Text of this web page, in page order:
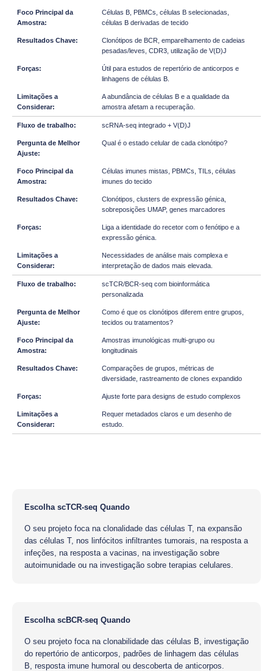
Células B, PBMCs, células B selecionadas,
células B derivadas de tecido
Clonótipos de BCR, emparelhamento de cadeias
pesadas/leves, CDR3, utilização de V(D)J
Útil para estudos de repertório de anticorpos e
linhagens de células B.
A abundância de células B e a qualidade da
amostra afetam a recuperação.
scRNA-seq integrado + V(D)J
Qual é o estado celular de cada clonótipo?
Células imunes mistas, PBMCs, TILs, células
imunes do tecido
Clonótipos, clusters de expressão génica,
sobreposições UMAP, genes marcadores
Liga a identidade do recetor com o fenótipo e a
expressão génica.
Necessidades de análise mais complexa e
interpretação de dados mais elevada.
scTCR/BCR-seq com bioinformática
personalizada
Como é que os clonótipos diferem entre grupos,
tecidos ou tratamentos?
Amostras imunológicas multi-grupo ou
longitudinais
Comparações de grupos, métricas de
diversidade, rastreamento de clones expandido
Ajuste forte para designs de estudo complexos
Requer metadados claros e um desenho de
estudo.
Escolha scTCR-seq Quando
O seu projeto foca na clonalidade das células T, na expansão
das células T, nos linfócitos infiltrantes tumorais, na resposta a
infeções, na resposta a vacinas, na investigação sobre
autoimunidade ou na investigação sobre terapias celulares.
Escolha scBCR-seq Quando
O seu projeto foca na clonabilidade das células B, investigação
do repertório de anticorpos, padrões de linhagem das células
B, resposta imune humoral ou descoberta de anticorpos.